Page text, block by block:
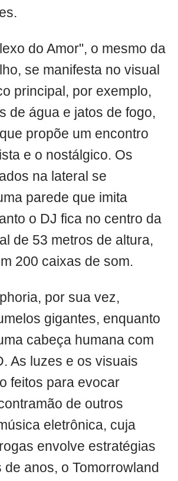
do Amor", o mesmo da
se manifesta no visual
principal, por exemplo,
de água e jatos de fogo,
propõe um encontro
e o nostálgico. Os
na lateral se
parede que imita
o DJ fica no centro da
de 53 metros de altura,
200 caixas de som.
por sua vez,
gigantes, enquanto
cabeça humana com
As luzes e os visuais
feitos para evocar
de outros
eletrônica, cuja
envolve estratégias
de anos, o Tomorrowland